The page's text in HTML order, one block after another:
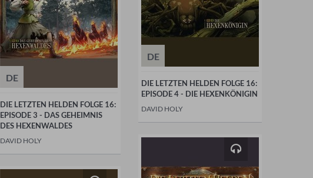
DE
DIE LETZTEN HELDEN FOLGE 16:
EPISODE 3 - DAS GEHEIMNIS
DES HEXENWALDES
DAVID HOLY
DE
DIE LETZTEN HELDEN FOLGE 16:
EPISODE 4 - DIE HEXENKÖNIGIN
DAVID HOLY